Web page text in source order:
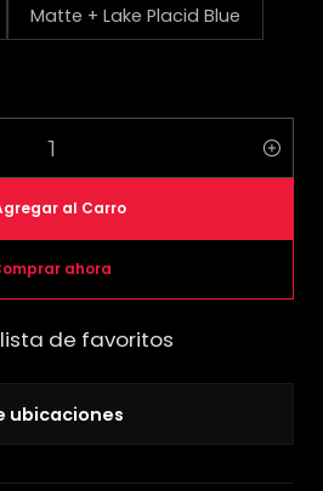
Matte + Lake Placid Blue
al Carro
ahora
de favoritos
ubicaciones